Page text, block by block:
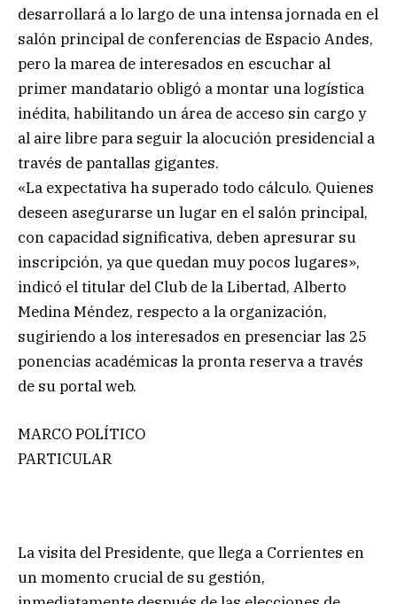
desarrollará a lo largo de una intensa jornada en el
salón principal de conferencias de Espacio Andes,
pero la marea de interesados en escuchar al
primer mandatario obligó a montar una logística
inédita, habilitando un área de acceso sin cargo y
al aire libre para seguir la alocución presidencial a
través de pantallas gigantes.
«La expectativa ha superado todo cálculo. Quienes
deseen asegurarse un lugar en el salón principal,
con capacidad significativa, deben apresurar su
inscripción, ya que quedan muy pocos lugares»,
indicó el titular del Club de la Libertad, Alberto
Medina Méndez, respecto a la organización,
sugiriendo a los interesados en presenciar las 25
ponencias académicas la pronta reserva a través
de su portal web.
MARCO POLÍTICO
PARTICULAR
La visita del Presidente, que llega a Corrientes en
un momento crucial de su gestión,